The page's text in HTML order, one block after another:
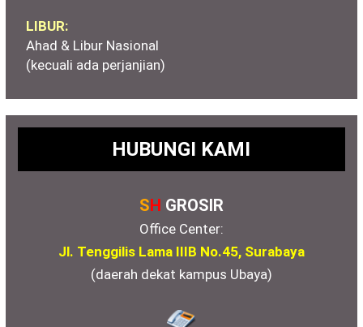
LIBUR:
Ahad & Libur Nasional
(kecuali ada perjanjian)
HUBUNGI KAMI
SH GROSIR
Office Center:
Jl. Tenggilis Lama IIIB No.45, Surabaya
(daerah dekat kampus Ubaya)